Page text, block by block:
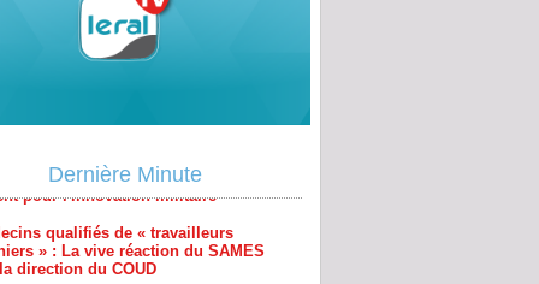
Dernière Minute
pour l'innovation militaire
qualifiés de « travailleurs
» : La vive réaction du SAMES
direction du COUD
ASER / AEE Power EPC : Passe
sur les réseaux entre Thierno Alassane
Ba